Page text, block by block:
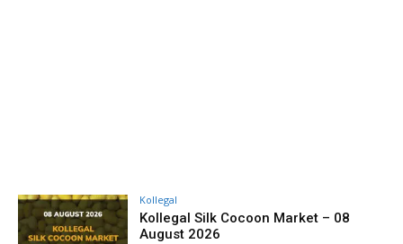
Kollegal
Kollegal Silk Cocoon Market – 08
August 2026